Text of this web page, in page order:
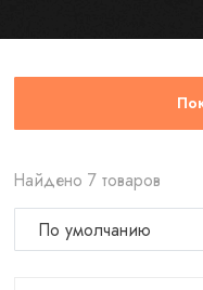
Найдено 7 товаров